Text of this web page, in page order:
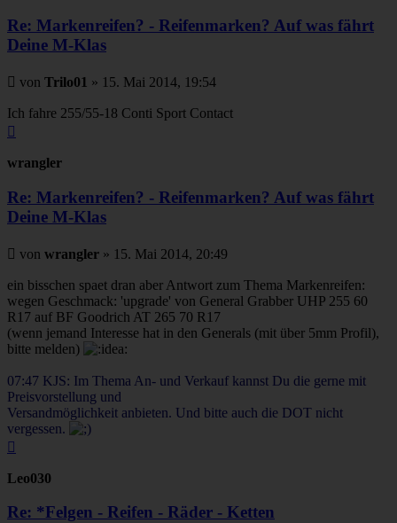
Re: Markenreifen? - Reifenmarken? Auf was fährt
Deine M-Klas
Beitrag
von Trilo01 » 15. Mai 2014, 19:54
Ich fahre 255/55-18 Conti Sport Contact
wrangler
Re: Markenreifen? - Reifenmarken? Auf was fährt
Deine M-Klas
Beitrag
von wrangler » 15. Mai 2014, 20:49
ein bisschen spaet dran aber Antwort zum Thema Markenreifen:
wegen Geschmack: 'upgrade' von General Grabber UHP 255 60
R17 auf BF Goodrich AT 265 70 R17
(wenn jemand Interesse hat in den Generals (mit über 5mm Profil),
bitte melden)
07:47 KJS: Im Thema An- und Verkauf kannst Du die gerne mit
Preisvorstellung und
Versandmöglichkeit anbieten. Und bitte auch die DOT nicht
vergessen.
Leo030
Re: *Felgen - Reifen - Räder - Ketten